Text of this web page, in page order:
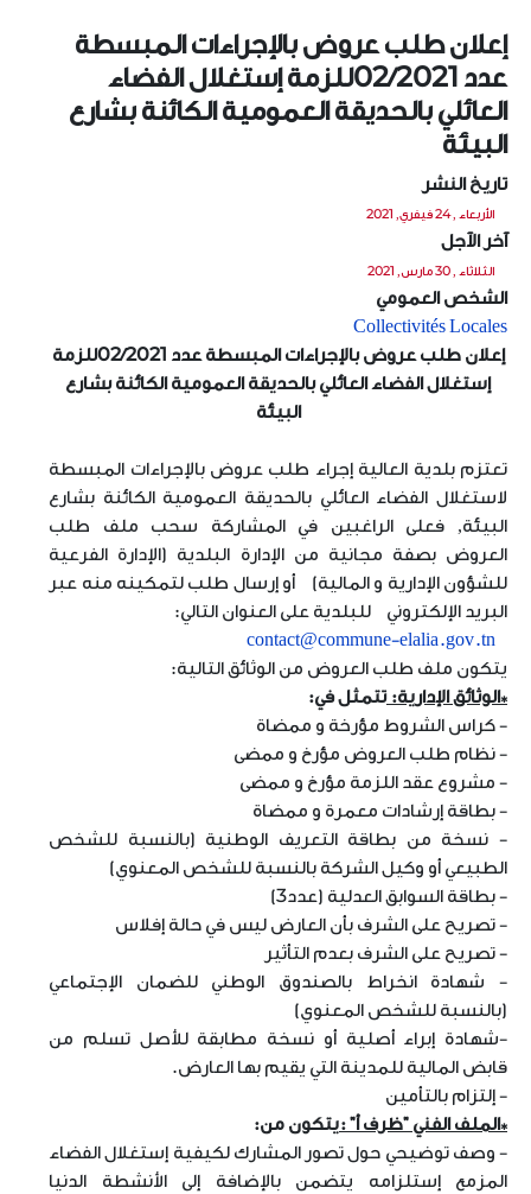
إعلان طلب عروض بالإجراءات المبسطة
عدد 02/2021للزمة إستغلال الفضاء
العائلي بالحديقة العمومية الكائنة بشارع
البيئة
تاريخ النشر
الأربعاء , 24 فيفري, 2021
آخر الآجل
الثلاثاء , 30 مارس, 2021
الشخص العمومي
Collectivités Locales
إعلان طلب عروض بالإجراءات المبسطة عدد 02/2021للزمة
إستغلال الفضاء العائلي بالحديقة العمومية الكائنة بشارع
البيئة
تعتزم بلدية العالية إجراء طلب عروض بالإجراءات المبسطة
لاستغلال الفضاء العائلي بالحديقة العمومية الكائنة بشارع
البيئة, فعلى الراغبين في المشاركة سحب ملف طلب
العروض بصفة مجانية من الإدارة البلدية (الإدارة الفرعية
للشؤون الإدارية و المالية) أو إرسال طلب لتمكينه منه عبر
البريد الإلكتروني للبلدية على العنوان التالي:
contact@commune-elalia.gov.tn
يتكون ملف طلب العروض من الوثائق التالية:
*الوثائق الإدارية:تتمثل في:
- كراس الشروط مؤرخة و ممضاة
- نظام طلب العروض مؤرخ و ممضى
- مشروع عقد اللزمة مؤرخ و ممضى
- بطاقة إرشادات معمرة و ممضاة
- نسخة من بطاقة التعريف الوطنية (بالنسبة للشخص
الطبيعي أو وكيل الشركة بالنسبة للشخص المعنوي)
- بطاقة السوابق العدلية (عدد3)
- تصريح على الشرف بأن العارض ليس في حالة إفلاس
- تصريح على الشرف بعدم التأثير
- شهادة انخراط بالصندوق الوطني للضمان الإجتماعي
(بالنسبة للشخص المعنوي)
-شهادة إبراء أصلية أو نسخة مطابقة للأصل تسلم من
قابض المالية للمدينة التي يقيم بها العارض.
- إلتزام بالتأمين
*الملف الفني "ظرف أ" :يتكون من:
- وصف توضيحي حول تصور المشارك لكيفية إستغلال الفضاء
المزمع إستلزامه يتضمن بالإضافة إلى الأنشطة الدنيا